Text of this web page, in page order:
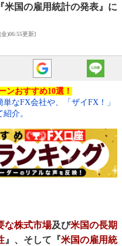
米国の雇用統計の発表』に
)06:55更新]
ンおすすめ10選！
なFX会社や、「ザイFX！」
介。
な株式市場及び米国の長期
』、そして『米国の雇用統